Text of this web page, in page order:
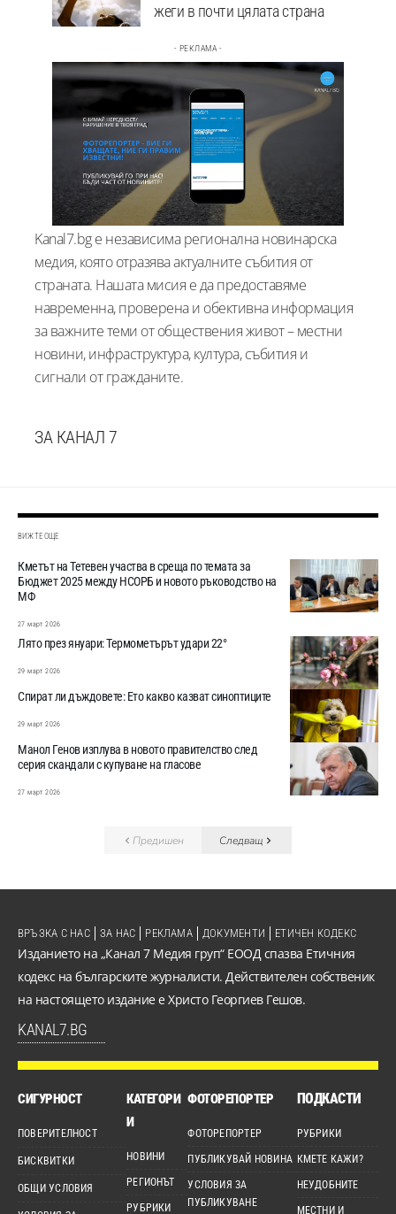
жеги в почти цялата страна
- РЕКЛАМА -
Kanal7.bg е независима регионална новинарска
медия, която отразява актуалните събития от
страната. Нашата мисия е да предоставяме
навременна, проверена и обективна информация
за важните теми от обществения живот – местни
новини, инфраструктура, култура, събития и
сигнали от гражданите.
ЗА КАНАЛ 7
ВИЖТЕ ОЩЕ
Кметът на Тетевен участва в среща по темата за
Бюджет 2025 между НСОРБ и новото ръководство на
МФ
27 март 2026
Лято през януари: Термометърът удари 22°
29 март 2026
Спират ли дъждовете: Ето какво казват синоптиците
29 март 2026
Манол Генов изплува в новото правителство след
серия скандали с купуване на гласове
27 март 2026
Предишен Следващ
Изданието на „Канал 7 Медия груп“ ЕООД спазва Етичния
кодекс на българските журналисти. Действителен собственик
на настоящето издание е Христо Георгиев Гешов.
KANAL7.BG
ВРЪЗКА С НАС ЗА НАС РЕКЛАМА ДОКУМЕНТИ ЕТИЧЕН КОДЕКС
СИГУРНОСТ
ПОВЕРИТЕЛНОСТ
БИСКВИТКИ
ОБЩИ УСЛОВИЯ
КАТЕГОРИ
И
НОВИНИ
РЕГИОНЪТ
РУБРИКИ
ФОТОРЕПОРТЕР
ФОТОРЕПОРТЕР
ПУБЛИКУВАЙ НОВИНА
УСЛОВИЯ ЗА
ПУБЛИКУВАНЕ
ПОДКАСТИ
РУБРИКИ
КМЕТЕ КАЖИ?
НЕУДОБНИТЕ
МЕСТНИ И